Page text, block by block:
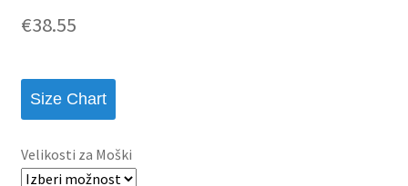
€38.55
Size Chart
Velikosti za Moški